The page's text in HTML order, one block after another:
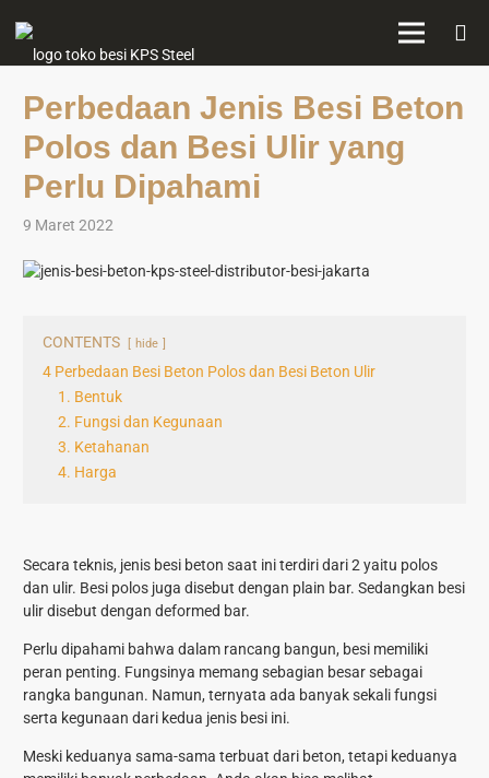
Perbedaan Jenis Besi Beton
Polos dan Besi Ulir yang
Perlu Dipahami
9 Maret 2022
CONTENTS hide
4 Perbedaan Besi Beton Polos dan Besi Beton Ulir
1. Bentuk
2. Fungsi dan Kegunaan
3. Ketahanan
4. Harga
Secara teknis, jenis besi beton saat ini terdiri dari 2 yaitu polos
dan ulir. Besi polos juga disebut dengan plain bar. Sedangkan besi
ulir disebut dengan deformed bar.
Perlu dipahami bahwa dalam rancang bangun, besi memiliki
peran penting. Fungsinya memang sebagian besar sebagai
rangka bangunan. Namun, ternyata ada banyak sekali fungsi
serta kegunaan dari kedua jenis besi ini.
Meski keduanya sama-sama terbuat dari beton, tetapi keduanya